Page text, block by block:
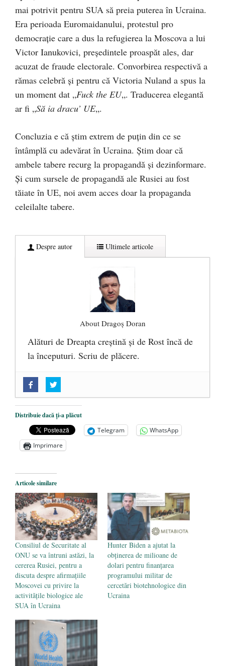
mai potrivit pentru SUA să preia puterea în Ucraina.
Era perioada Euromaidanului, protestul pro
democrație care a dus la refugierea la Moscova a lui
Victor Ianukovici, președintele proaspăt ales, dar
acuzat de fraude electorale. Convorbirea respectivă a
rămas celebră și pentru că Victoria Nuland a spus la
un moment dat „Fuck the EU„. Traducerea elegantă
ar fi „Să ia dracu’ UE„.
Concluzia e că știm extrem de puțin din ce se
întâmplă cu adevărat în Ucraina. Știm doar că
ambele tabere recurg la propagandă și dezinformare.
Și cum sursele de propagandă ale Rusiei au fost
tăiate în UE, noi avem acces doar la propaganda
celeilalte tabere.
Despre autor Ultimele articole
About Dragoș Doran
Alături de Dreapta creștină și de Rost încă de
la începuturi. Scriu de plăcere.
„Acum nu e momentul”
amazoniană, pentru summitul climatic
COP30 - 14 martie 2025
Alegeri controlate
Distribuie dacă ți-a plăcut
Telegram
WhatsApp
Imprimare
Articole similare
Consiliul de Securitate al
ONU se va întruni astăzi, la
cererea Rusiei, pentru a
discuta despre afirmațiile
Moscovei cu privire la
activitățile biologice ale
SUA în Ucraina
Hunter Biden a ajutat la
obținerea de milioane de
dolari pentru finanțarea
programului militar de
cercetări biotehnologice din
Ucraina